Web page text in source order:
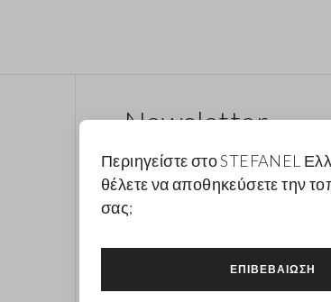
Newsletter
Λάβε ενημερώσεις για νέα
προωθητικές ενέργειες. Για
Ακολουθήστε μας στο
Περιηγείστε στο STEFANEL
θέλετε να αποθηκεύσετε την
σας;
ΕΠΙΒΕΒΑΊΩΣΗ